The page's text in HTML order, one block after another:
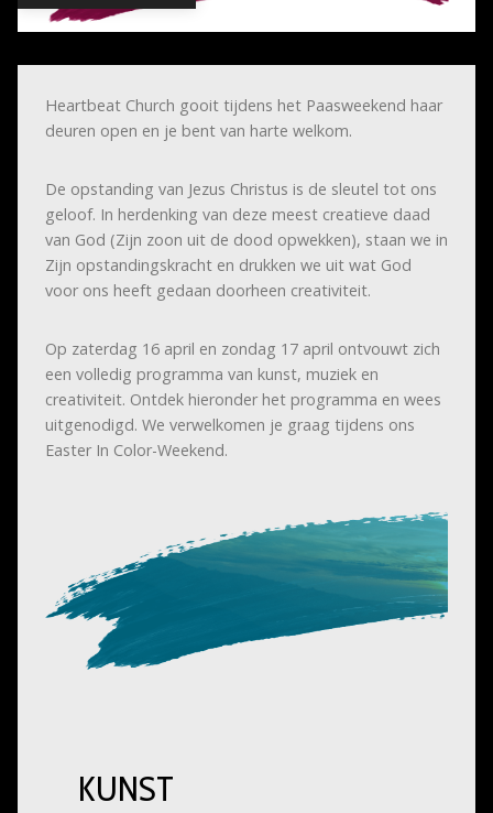
Heartbeat Church gooit tijdens het Paasweekend haar
deuren open en je bent van harte welkom.
De opstanding van Jezus Christus is de sleutel tot ons
geloof. In herdenking van deze meest creatieve daad
van God (Zijn zoon uit de dood opwekken), staan we in
Zijn opstandingskracht en drukken we uit wat God
voor ons heeft gedaan doorheen creativiteit.
Op zaterdag 16 april en zondag 17 april ontvouwt zich
een volledig programma van kunst, muziek en
creativiteit. Ontdek hieronder het programma en wees
uitgenodigd. We verwelkomen je graag tijdens ons
Easter In Color-Weekend.
KUNST